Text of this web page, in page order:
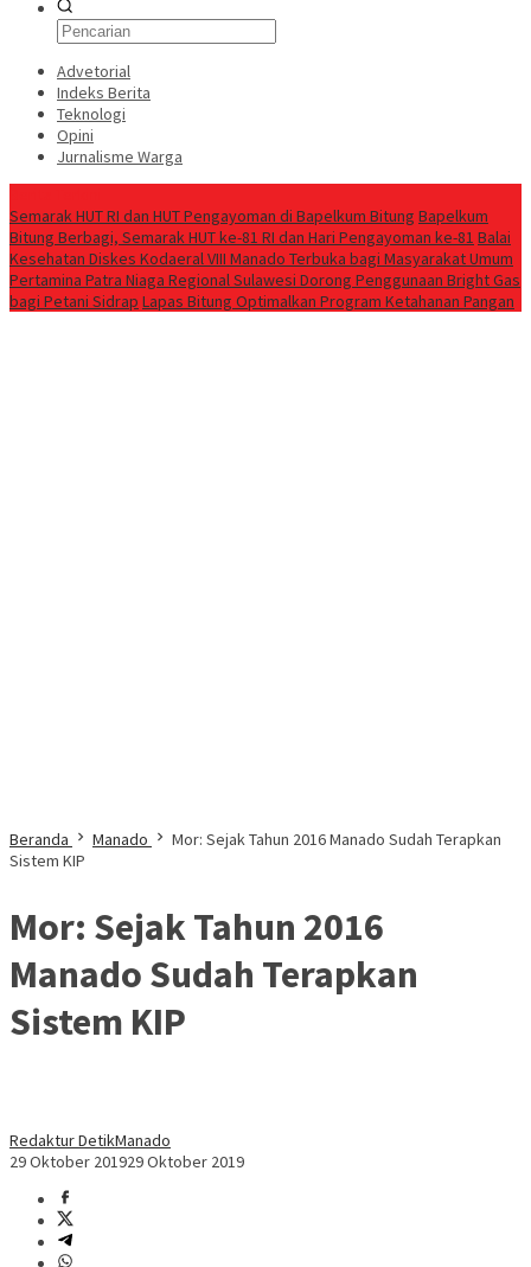
Advetorial
Indeks Berita
Teknologi
Opini
Jurnalisme Warga
Semarak HUT RI dan HUT Pengayoman di Bapelkum Bitung ‎Bapelkum
Bitung Berbagi, Semarak HUT ke-81 RI dan Hari Pengayoman ke-81 Balai
Kesehatan Diskes Kodaeral VIII Manado Terbuka bagi Masyarakat Umum
Pertamina Patra Niaga Regional Sulawesi Dorong Penggunaan Bright Gas
bagi Petani Sidrap Lapas Bitung Optimalkan Program Ketahanan Pangan
Beranda Manado
Mor: Sejak Tahun 2016 Manado Sudah Terapkan
Sistem KIP
Mor: Sejak Tahun 2016
Manado Sudah Terapkan
Sistem KIP
Redaktur DetikManado
29 Oktober 201929 Oktober 2019